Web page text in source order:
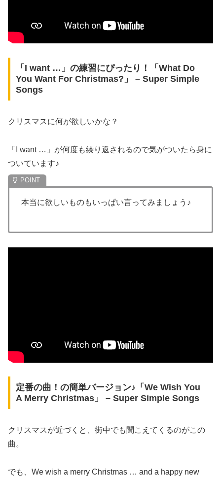
「I want …」の練習にぴったり！「What Do
You Want For Christmas?」 – Super Simple
Songs
クリスマスに何が欲しいかな？
「I want …」が何度も繰り返されるので気がついたら身に
ついています♪
本当に欲しいものもいっぱい言ってみましょう♪
定番の曲！の簡単バージョン♪「We Wish You
A Merry Christmas」 – Super Simple Songs
クリスマスが近づくと、街中でも聞こえてくるのがこの
曲。
でも、We wish a merry Christmas … and a happy new